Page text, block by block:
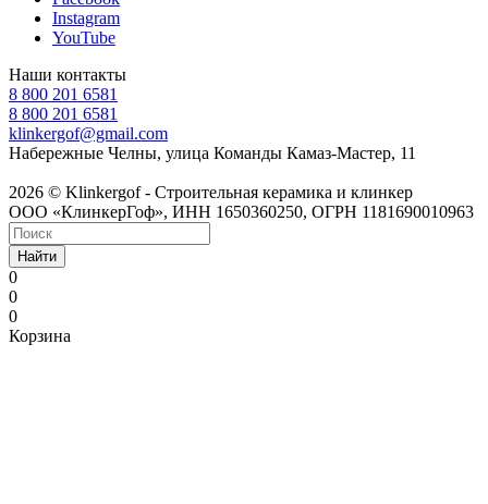
Instagram
YouTube
Наши контакты
8 800 201 6581
8 800 201 6581
klinkergof@gmail.com
Набережные Челны, улица Команды Камаз-Мастер, 11
2026 © Klinkergof - Строительная керамика и клинкер
ООО «КлинкерГоф», ИНН 1650360250, ОГРН 1181690010963
Найти
0
0
0
Корзина